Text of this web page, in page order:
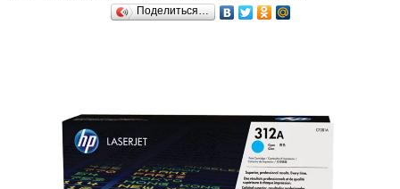
Поделиться…